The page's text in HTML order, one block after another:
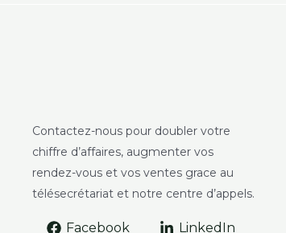
Contactez-nous pour doubler votre
chiffre d’affaires, augmenter vos
rendez-vous et vos ventes grace au
télésecrétariat et notre centre d’appels.
Facebook LinkedIn